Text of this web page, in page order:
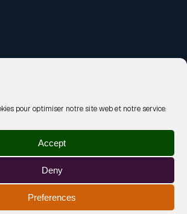
pour optimiser notre site web et notre service.
Accept
Deny
Preferences